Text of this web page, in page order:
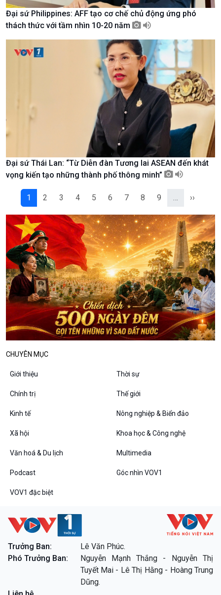
Podcast
Góc nhìn VOV1
Bình luận
Câu chuyện thời sự
Dòng chảy sự kiện
Đối thoại
Diễn đàn chủ nhật
Chuyện đêm
Chân dung cuộc sống
Đại sứ Philippines: AFF tạo cơ chế chủ động ứng phó
thách thức với tầm nhìn 10-20 năm
Đại sứ Thái Lan: “Từ Diễn đàn Tương lai ASEAN đến khát
vọng kiến tạo những thành phố thông minh”
1 2 3 4 5 6 7 8 9 ››
CHUYÊN MỤC
Giới thiệu Thời sự
Chính trị Thế giới
Kinh tế Nông nghiệp & Biển đảo
Xã hội Khoa học & Công nghệ
Văn hoá & Du lịch Multimedia
Podcast Góc nhìn VOV1
VOV1 đặc biệt
Trưởng Ban:
Lê Văn Phúc.
Phó Trưởng Ban:
Nguyễn Mạnh Thắng - Nguyễn Thị
Tuyết Mai - Lê Thị Hằng - Hoàng Trung
Dũng.